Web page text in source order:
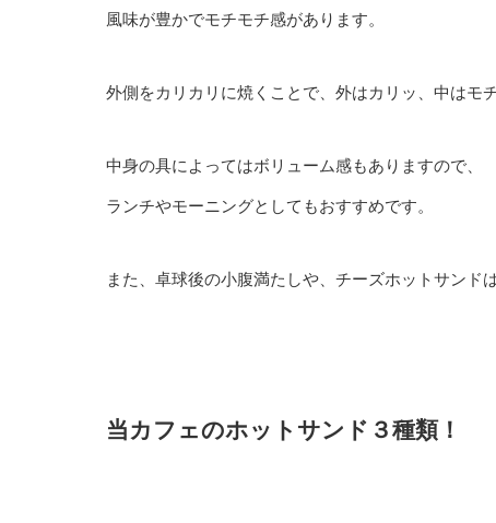
風味が豊かでモチモチ感があります。
外側をカリカリに焼くことで、外はカリッ、中はモ
中身の具によってはボリューム感もありますので、
ランチやモーニングとしてもおすすめです。
また、卓球後の小腹満たしや、チーズホットサンド
当カフェのホットサンド３種類！